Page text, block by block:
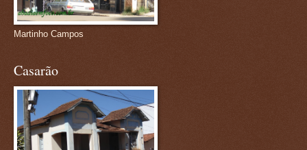
Martinho Campos
Casarão